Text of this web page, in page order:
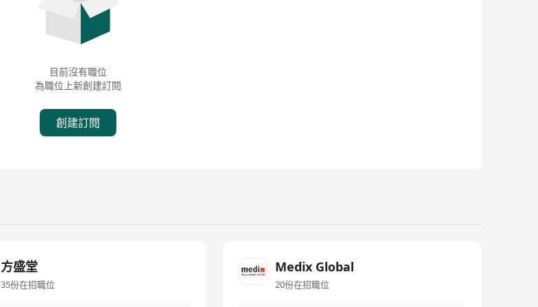
目前沒有職位
為職位上新創建訂閱
創建訂閱
方盛堂
35份在招職位
Medix Global
20份在招職位